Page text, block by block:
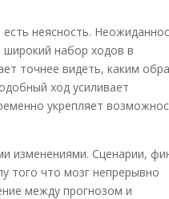
неясность.
набор ходов в
точнее видеть, каким
ход усиливает
укрепляет
изменениями. Сценарии,
того что мозг непрерывно
между прогнозом и